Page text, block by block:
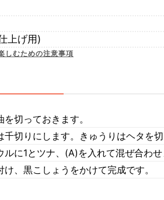
上げ用)
しむための注意事項
を切っておきます。
千切りにします。きゅうりはヘタを
ルに1とツナ、(A)を入れて混ぜ合わせ
け、黒こしょうをかけて完成です。